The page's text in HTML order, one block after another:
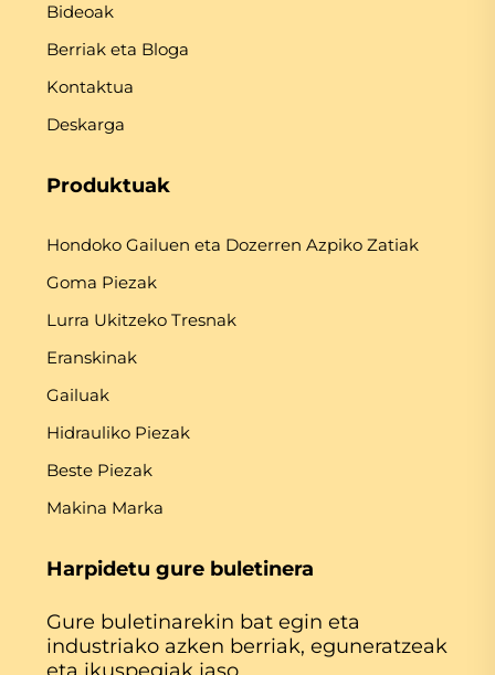
Bideoak
Berriak eta Bloga
Kontaktua
Deskarga
Produktuak
Hondoko Gailuen eta Dozerren Azpiko Zatiak
Goma Piezak
Lurra Ukitzeko Tresnak
Eranskinak
Gailuak
Hidrauliko Piezak
Beste Piezak
Makina Marka
Harpidetu gure buletinera
Gure buletinarekin bat egin eta
industriako azken berriak, eguneratzeak